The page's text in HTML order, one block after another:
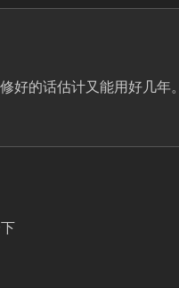
好的话估计又能用好几年。